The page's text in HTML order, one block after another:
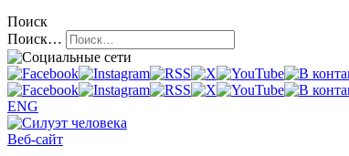
Поиск
Поиск…
ENG
Веб-сайт